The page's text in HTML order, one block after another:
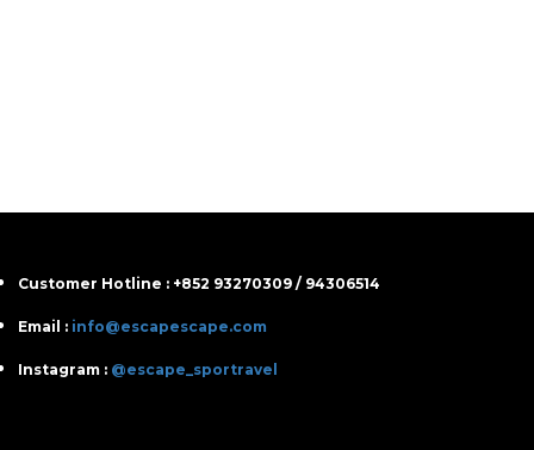
Customer Hotline : +852 93270309 / 94306514
Email : info@escapescape.com
Instagram : @escape_sportravel